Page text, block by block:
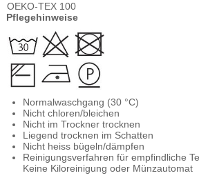
OEKO-TEX 100
Pflegehinweise
Normalwaschgang (30 °C)
Nicht chloren/bleichen
Nicht im Trockner trocknen
Liegend trocknen im Schatten
Nicht heiss bügeln/dämpfen
Reinigungsverfahren für empfindliche
Keine Kiloreinigung oder Münzautomat